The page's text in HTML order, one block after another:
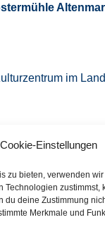
Cookie-Einstellungen
zu bieten, verwenden
Technologien zustimmst,
du deine Zustimmung
Merkmale und
im
Tel.: 09971 760871